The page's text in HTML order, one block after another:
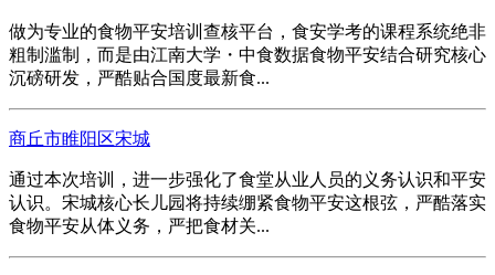
做为专业的食物平安培训查核平台，食安学考的课程系统绝非
粗制滥制，而是由江南大学・中食数据食物平安结合研究核心
沉磅研发，严酷贴合国度最新食...
商丘市睢阳区宋城
通过本次培训，进一步强化了食堂从业人员的义务认识和平安
认识。宋城核心长儿园将持续绷紧食物平安这根弦，严酷落实
食物平安从体义务，严把食材关...